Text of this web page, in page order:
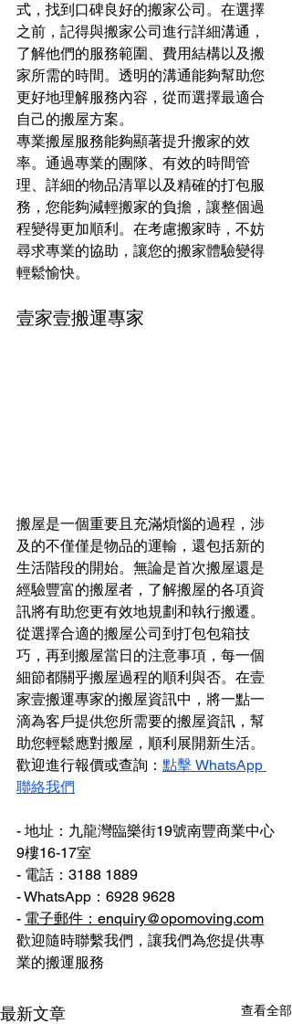
式，找到口碑良好的搬家公司。在選擇
之前，記得與搬家公司進行詳細溝通，
了解他們的服務範圍、費用結構以及搬
家所需的時間。透明的溝通能夠幫助您
更好地理解服務內容，從而選擇最適合
自己的搬屋方案。
專業搬屋服務能夠顯著提升搬家的效
率。通過專業的團隊、有效的時間管
理、詳細的物品清單以及精確的打包服
務，您能夠減輕搬家的負擔，讓整個過
程變得更加順利。在考慮搬家時，不妨
尋求專業的協助，讓您的搬家體驗變得
輕鬆愉快。
壹家壹搬運專家
搬屋是一個重要且充滿煩惱的過程，涉
及的不僅僅是物品的運輸，還包括新的
生活階段的開始。無論是首次搬屋還是
經驗豐富的搬屋者，了解搬屋的各項資
訊將有助您更有效地規劃和執行搬遷。
從選擇合適的搬屋公司到打包包箱技
巧，再到搬屋當日的注意事項，每一個
細節都關乎搬屋過程的順利與否。在壹
家壹搬運專家的搬屋資訊中，將一點一
滴為客戶提供您所需要的搬屋資訊，幫
助您輕鬆應對搬屋，順利展開新生活。
歡迎進行報價或查詢： 點擊 WhatsApp
聯絡我們
- 地址：九龍灣臨樂街19號南豐商業中心
9樓16-17室
- 電話：3188 1889
- WhatsApp：6928 9628
- 電子郵件：enquiry@opomoving.com
歡迎隨時聯繫我們，讓我們為您提供專
業的搬運服務
最新文章 查看全部